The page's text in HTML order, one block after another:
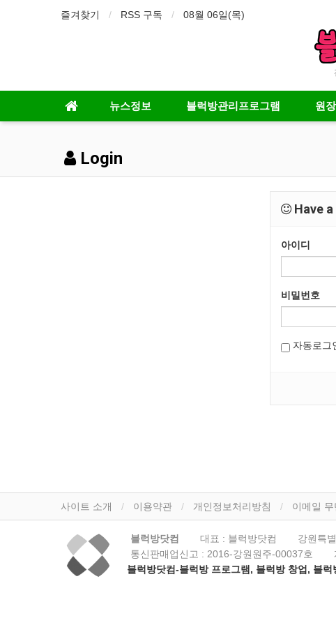
즐겨찾기 RSS 구독 08월 06일(목)
뉴스정보 블럭방관리프로그램 원
Login
Have a
아이디
비밀번호
자동로그
사이트 소개 이용약관 개인정보처리방침 이메일
블럭방닷컴 대표 : 블럭방닷컴 강원특
통신판매업신고 : 2016-강원원주-00037호
블럭방닷컴-블럭방 프로그램, 블럭방 창업, 블